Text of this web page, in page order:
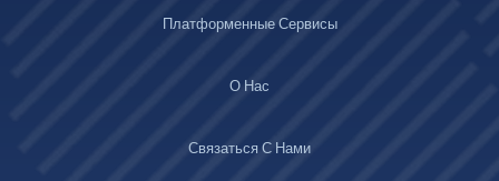
Платформенные Сервисы
О Нас
Связаться С Нами